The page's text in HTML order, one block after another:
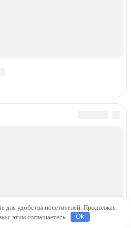
удобства посетителей. Продолжая
с этим соглашаетесь
Ok